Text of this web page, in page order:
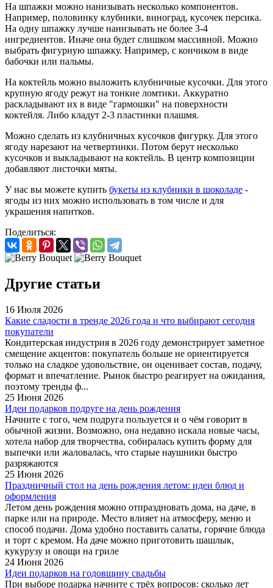
На шпажки можно нанизывать несколько компонентов.
Например, половинку клубники, виноград, кусочек персика.
На одну шпажку лучше нанизывать не более 3-4
ингредиентов. Иначе она будет слишком массивной. Можно
выбрать фигурную шпажку. Например, с кончиком в виде
бабочки или пальмы.
На коктейль можно выложить клубничные кусочки. Для этого
крупную ягоду режут на тонкие ломтики. Аккуратно
раскладывают их в виде "гармошки" на поверхности
коктейля. Либо кладут 2-3 пластинки плашмя.
Можно сделать из клубничных кусочков фигурку. Для этого
ягоду нарезают на четвертинки. Потом берут несколько
кусочков и выкладывают на коктейль. В центр композиции
добавляют листочки мяты.
У нас вы можете купить букеты из клубники в шоколаде -
ягоды из них можно использовать в том числе и для
украшения напитков.
Поделиться:
Другие статьи
16 Июля 2026
Какие сладости в тренде 2026 года и что выбирают сегодня
покупатели
Кондитерская индустрия в 2026 году демонстрирует заметное
смещение акцентов: покупатель больше не ориентируется
только на сладкое удовольствие, он оценивает состав, подачу,
формат и впечатление. Рынок быстро реагирует на ожидания,
поэтому тренды ф...
25 Июня 2026
Идеи подарков подруге на день рождения
Начните с того, чем подруга пользуется и о чём говорит в
обычной жизни. Возможно, она недавно искала новые часы,
хотела набор для творчества, собиралась купить форму для
выпечки или жаловалась, что старые наушники быстро
разряжаются
25 Июня 2026
Праздничный стол на день рождения летом: идеи блюд и
оформления
Летом день рождения можно отпраздновать дома, на даче, в
парке или на природе. Место влияет на атмосферу, меню и
способ подачи. Дома удобно поставить салаты, горячие блюда
и торт с кремом. На даче можно приготовить шашлык,
кукурузу и овощи на гриле
24 Июня 2026
Идеи подарков на годовщину свадьбы
При выборе подарка начните с трёх вопросов: сколько лет